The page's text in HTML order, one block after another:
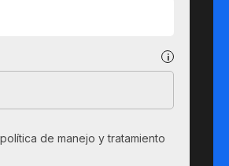
de manejo y tratamiento